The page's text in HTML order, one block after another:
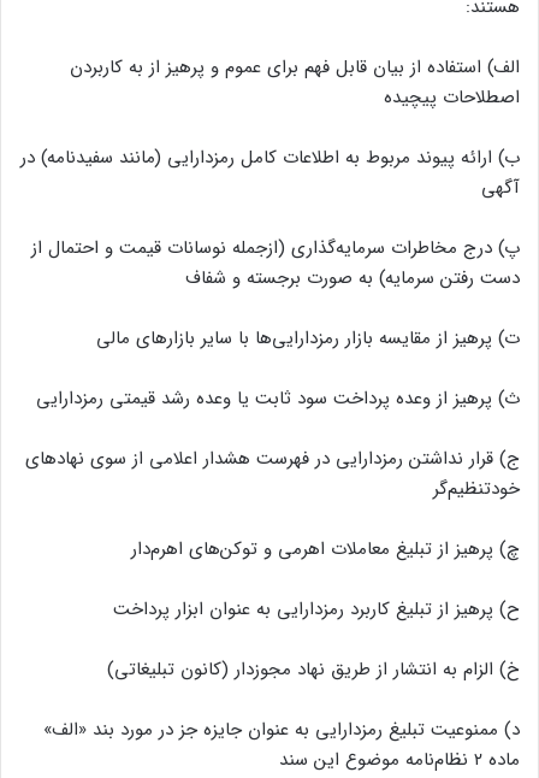
هستند:
الف) استفاده از بیان قابل فهم برای عموم و پرهیز از به کاربردن
اصطلاحات پیچیده
ب) ارائه پیوند مربوط به اطلاعات کامل رمزدارایی (مانند سفیدنامه) در
آگهی
پ) درج مخاطرات سرمایه‌گذاری (ازجمله نوسانات قیمت و احتمال از
دست رفتن سرمایه) به صورت برجسته و شفاف
ت) پرهیز از مقایسه بازار رمزدارایی‌ها با سایر بازارهای مالی
ث) پرهیز از وعده پرداخت سود ثابت یا وعده رشد قیمتی رمزدارایی
ج) قرار نداشتن رمزدارایی در فهرست هشدار اعلامی از سوی نهادهای
خودتنظیم‌گر
چ) پرهیز از تبلیغ معاملات اهرمی و توکن‌های اهرم‌دار
ح) پرهیز از تبلیغ کاربرد رمزدارایی به عنوان ابزار پرداخت
خ) الزام به انتشار از طریق نهاد مجوزدار (کانون تبلیغاتی)
د) ممنوعیت تبلیغ رمزدارایی به عنوان جایزه جز در مورد بند «الف»
ماده ۲ نظام‌نامه موضوع این سند